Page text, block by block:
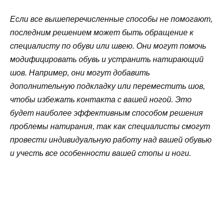
Если все вышеперечисленные способы не помогают,
последним решением может быть обращение к
специалисту по обуви или швею. Они могут помочь
модифицировать обувь и устранить натирающий
шов. Например, они могут добавить
дополнительную подкладку или переместить шов,
чтобы избежать контакта с вашей ногой. Это
будет наиболее эффективным способом решения
проблемы натирания, так как специалисты смогут
провести индивидуальную работу над вашей обувью
и учесть все особенности вашей стопы и ноги.